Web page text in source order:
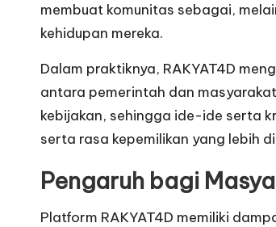
membuat komunitas sebagai,
kehidupan mereka.
Dalam praktiknya, RAKYAT4D
antara pemerintah dan
kebijakan, sehingga ide-ide serta
serta rasa kepemilikan yang lebih
Pengaruh bagi
Platform RAKYAT4D memiliki